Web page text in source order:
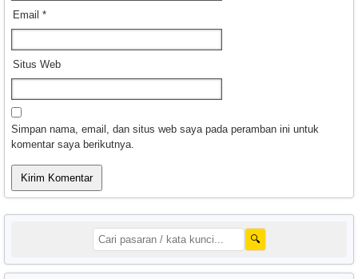
Email *
Situs Web
Simpan nama, email, dan situs web saya pada peramban ini untuk
komentar saya berikutnya.
🔍